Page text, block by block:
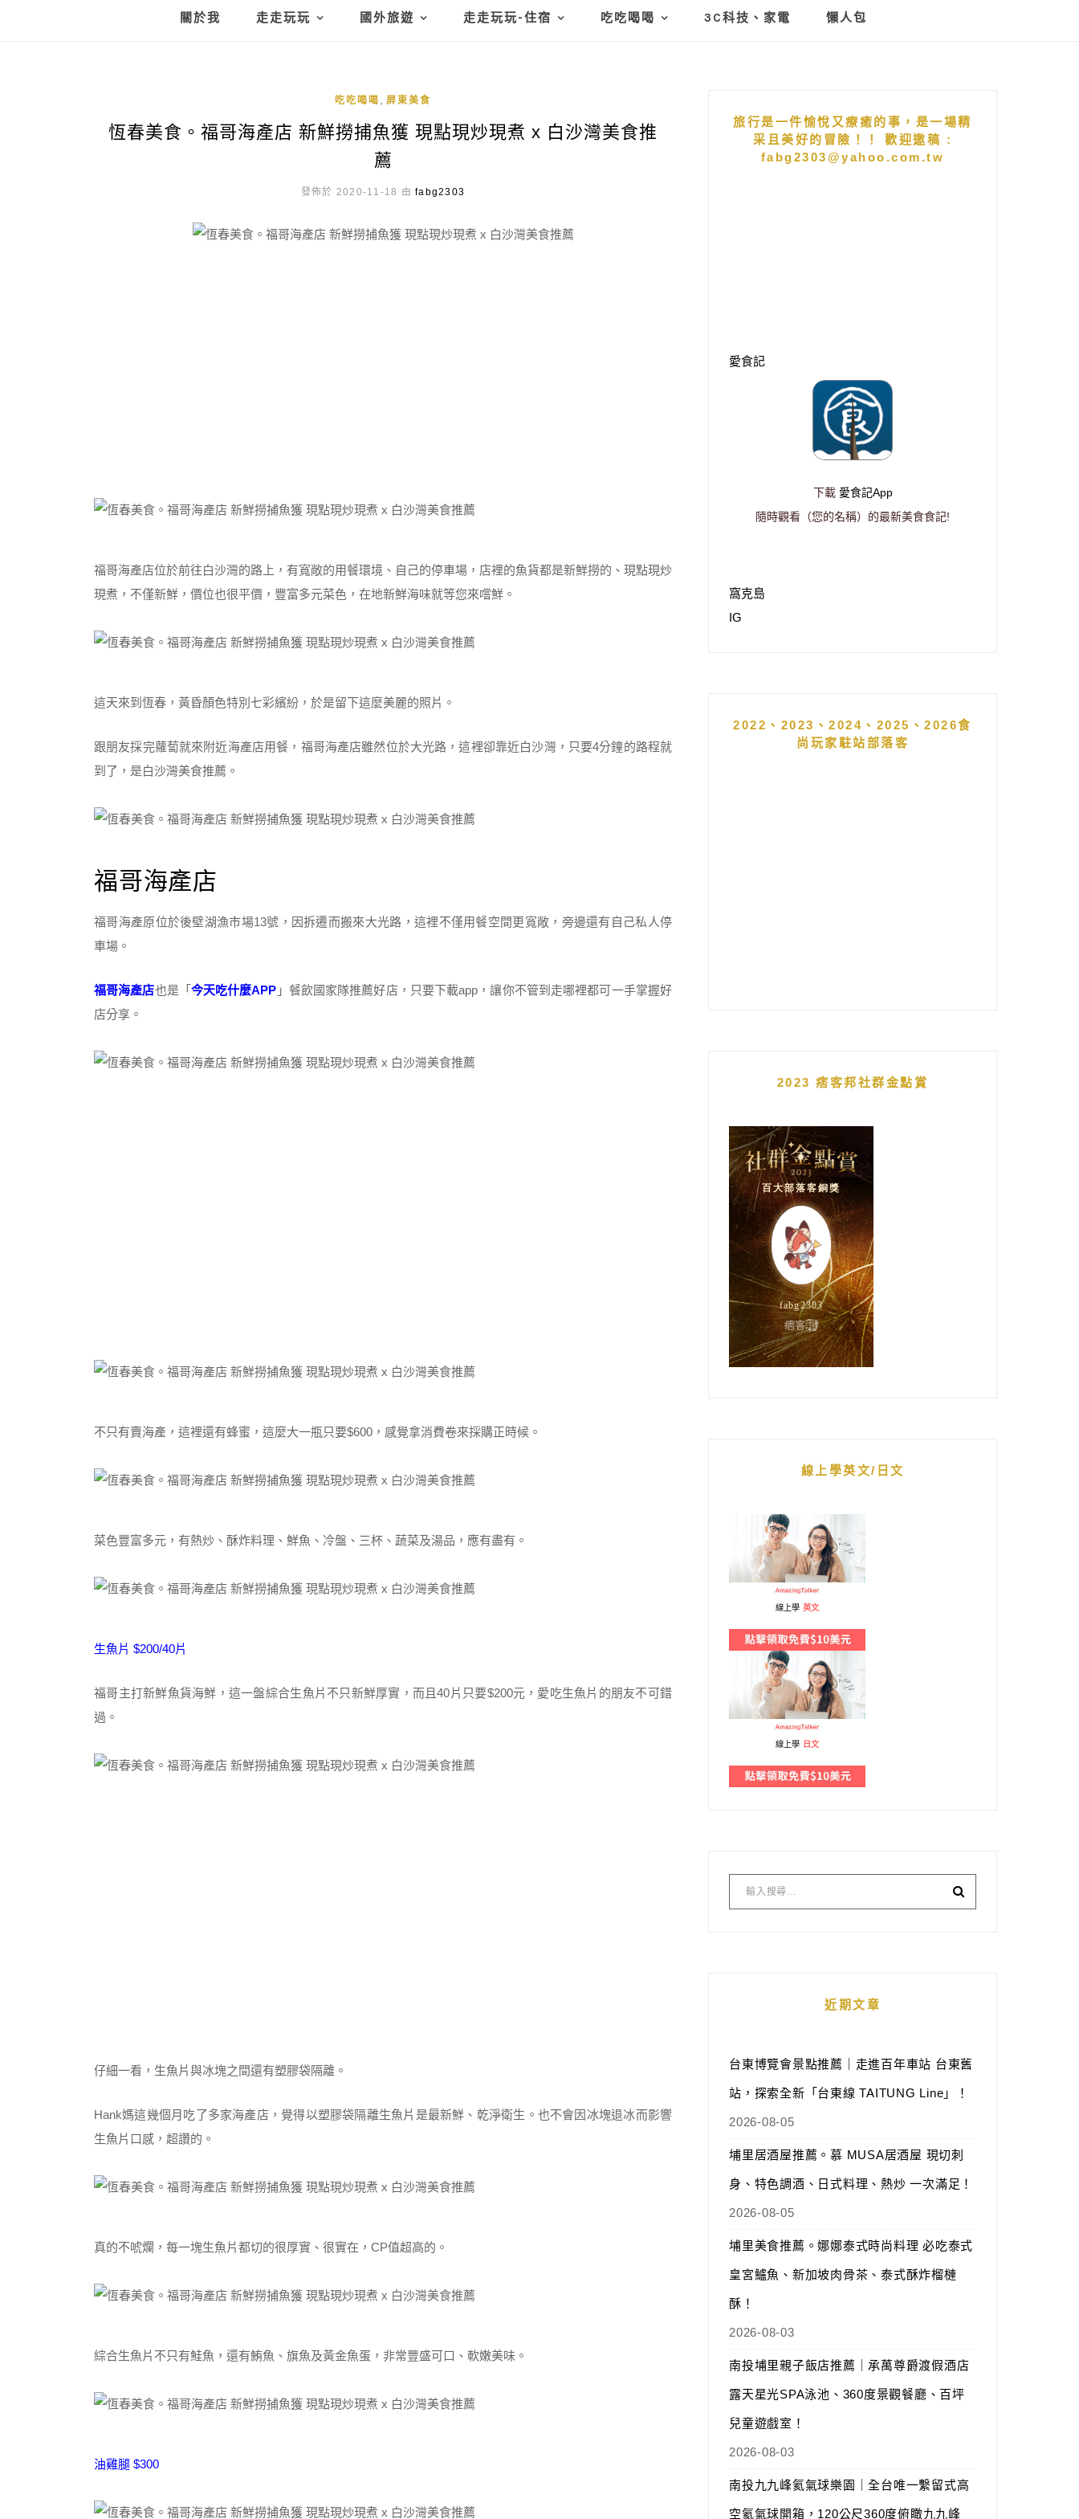
關於我 走走玩玩 國外旅遊 走走玩玩-住宿 吃吃喝喝 3C科技、家電 懶人包
吃吃喝喝 屏東美食
恆春美食。福哥海產店 新鮮撈捕魚獲 現點現炒現煮 x 白沙灣美食推
薦
發佈於 2020-11-18 由fabg2303
福哥海產店位於前往白沙灣的路上，有寬敞的用餐環境、自己的停車場，店裡的魚貨都是新鮮撈的、現點現炒
現煮，不僅新鮮，價位也很平價，豐富多元菜色，在地新鮮海味就等您來嚐鮮。
這天來到恆春，黃昏顏色特別七彩繽紛，於是留下這麼美麗的照片。
跟朋友採完蘿蔔就來附近海產店用餐，福哥海產店雖然位於大光路，這裡卻靠近白沙灣，只要4分鐘的路程就
到了，是白沙灣美食推薦。
福哥海產店
福哥海產原位於後壁湖漁市場13號，因拆遷而搬來大光路，這裡不僅用餐空間更寬敞，旁邊還有自己私人停
車場。
福哥海產店也是「 今天吃什麼APP 」餐飲國家隊推薦好店，只要下載app，讓你不管到走哪裡都可一手掌握好
店分享。
不只有賣海產，這裡還有蜂蜜，這麼大一瓶只要$600，感覺拿消費卷來採購正時候。
菜色豐富多元，有熱炒、酥炸料理、鮮魚、冷盤、三杯、蔬菜及湯品，應有盡有。
生魚片 $200/40片
福哥主打新鮮魚貨海鮮，這一盤綜合生魚片不只新鮮厚實，而且40片只要$200元，愛吃生魚片的朋友不可錯
過。
仔細一看，生魚片與冰塊之間還有塑膠袋隔離。
Hank媽這幾個月吃了多家海產店，覺得以塑膠袋隔離生魚片是最新鮮、乾淨衛生。也不會因冰塊退冰而影響
生魚片口感，超讚的。
真的不唬爛，每一塊生魚片都切的很厚實、很實在，CP值超高的。
綜合生魚片不只有鮭魚，還有鮪魚、旗魚及黃金魚蛋，非常豐盛可口、軟嫩美味。
油雞腿 $300
旅行是一件愉悅又療癒的事，是一場精
采且美好的冒險！！ 歡迎邀稿 :
fabg2303@yahoo.com.tw
愛食記
下載 愛食記App
隨時觀看（您的名稱）的最新美食食記!
窩克島
IG
2022、2023、2024、2025、2026食
尚玩家駐站部落客
2023 痞客邦社群金點賞
線上學英文/日文
線上學 英文
線上學 日文
近期文章
台東博覽會景點推薦｜走進百年車站 台東舊
站，探索全新「台東線 TAITUNG Line」！
2026-08-05
埔里居酒屋推薦。慕 MUSA居酒屋 現切刺
身、特色調酒、日式料理、熱炒 一次滿足！
2026-08-05
埔里美食推薦。娜娜泰式時尚料理 必吃泰式
皇宮鱸魚、新加坡肉骨茶、泰式酥炸榴槤
酥！
2026-08-03
南投埔里親子飯店推薦｜承萬尊爵渡假酒店
露天星光SPA泳池、360度景觀餐廳、百坪
兒童遊戲室！
2026-08-03
南投九九峰氦氣球樂園｜全台唯一繫留式高
空氦氣球開箱，120公尺360度俯瞰九九峰